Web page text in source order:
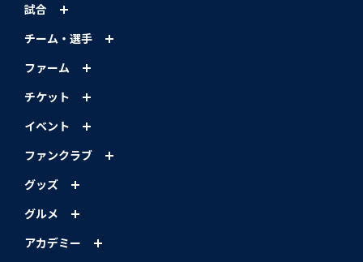
試合
チーム・選手
ファーム
チケット
イベント
ファンクラブ
グッズ
グルメ
アカデミー